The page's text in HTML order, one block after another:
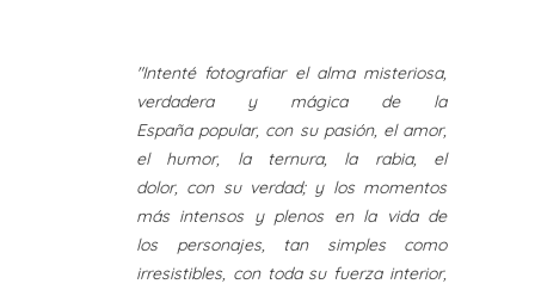
"Intenté fotografiar el alma misteriosa,
verdadera y mágica de la
España popular, con su pasión, el amor,
el humor, la ternura, la rabia, el
dolor, con su verdad; y los momentos
más intensos y plenos en la vida de
los personajes, tan simples como
irresistibles, con toda su fuerza interior,